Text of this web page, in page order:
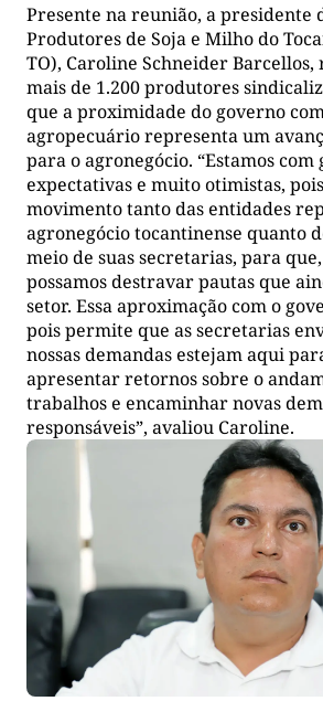
Presente na reunião, a presidente
Produtores de Soja e Milho do
TO), Caroline Schneider
mais de 1.200 produtores
que a proximidade do governo
agropecuário representa um
para o agronegócio. “Estamos com
expectativas e muito otimistas,
movimento tanto das entidades
agronegócio tocantinense quanto
meio de suas secretarias, para
possamos destravar pautas que
setor. Essa aproximação com o
pois permite que as secretarias
nossas demandas estejam aqui
apresentar retornos sobre o
trabalhos e encaminhar novas
responsáveis”, avaliou Caroline.